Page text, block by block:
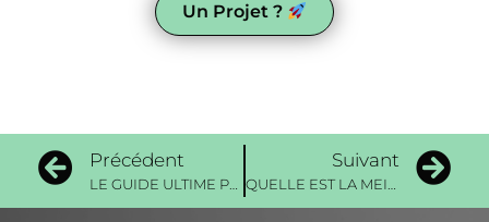
Un Projet ?
Précédent Suivant